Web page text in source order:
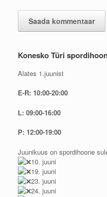
Konesko Türi
Alates 1.juunist
E-R: 10:00-20:00
L: 09:00-16:00
P: 12:00-19:00
Juunikuus on spordihoone
10. juuni
19. juuni
23. juuni
24. juuni